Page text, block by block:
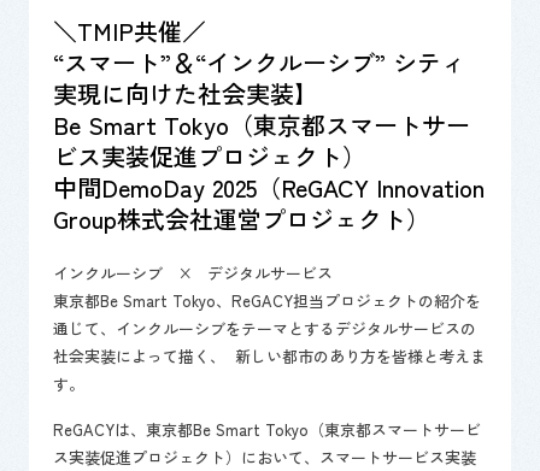
＼TMIP共催／
“スマート”＆“インクルーシブ” シティ
実現に向けた社会実装】
Be Smart Tokyo（東京都スマートサー
ビス実装促進プロジェクト）
中間DemoDay 2025（ReGACY Innovation
Group株式会社運営プロジェクト）
インクルーシブ × デジタルサービス
東京都Be Smart Tokyo、ReGACY担当プロジェクトの紹介を
通じて、インクルーシブをテーマとするデジタルサービスの
社会実装によって描く、 新しい都市のあり方を皆様と考えま
す。
ReGACYは、東京都Be Smart Tokyo（東京都スマートサービ
ス実装促進プロジェクト）において、スマートサービス実装